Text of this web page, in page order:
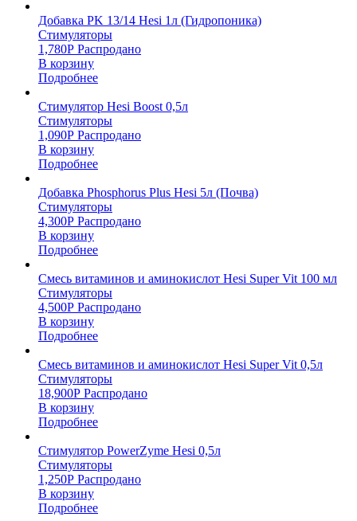
Добавка PK 13/14 Hesi 1л (Гидропоника)
Стимуляторы
1,780Р Распродано
В корзину
Подробнее
Стимулятор Hesi Boost 0,5л
Стимуляторы
1,090Р Распродано
В корзину
Подробнее
Добавка Phosphorus Plus Hesi 5л (Почва)
Стимуляторы
4,300Р Распродано
В корзину
Подробнее
Смесь витаминов и аминокислот Hesi Super Vit 100 мл
Стимуляторы
4,500Р Распродано
В корзину
Подробнее
Смесь витаминов и аминокислот Hesi Super Vit 0,5л
Стимуляторы
18,900Р Распродано
В корзину
Подробнее
Стимулятор PowerZyme Hesi 0,5л
Стимуляторы
1,250Р Распродано
В корзину
Подробнее